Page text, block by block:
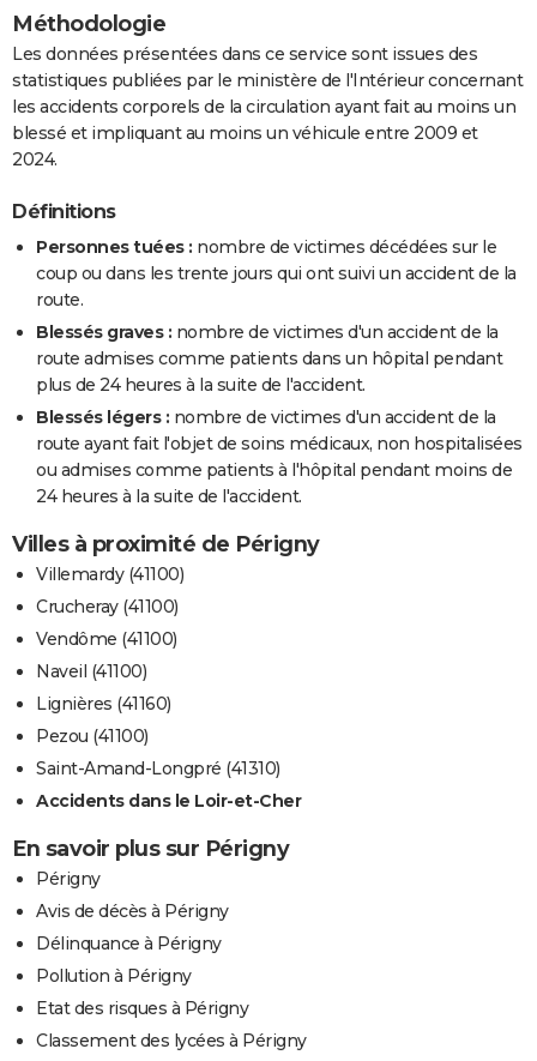
Méthodologie
Les données présentées dans ce service sont issues des
statistiques publiées par le ministère de l'Intérieur concernant
les accidents corporels de la circulation ayant fait au moins un
blessé et impliquant au moins un véhicule entre 2009 et
2024.
Définitions
Personnes tuées : nombre de victimes décédées sur le
coup ou dans les trente jours qui ont suivi un accident de la
route.
Blessés graves : nombre de victimes d'un accident de la
route admises comme patients dans un hôpital pendant
plus de 24 heures à la suite de l'accident.
Blessés légers : nombre de victimes d'un accident de la
route ayant fait l'objet de soins médicaux, non hospitalisées
ou admises comme patients à l'hôpital pendant moins de
24 heures à la suite de l'accident.
Villes à proximité de Périgny
Villemardy (41100)
Crucheray (41100)
Vendôme (41100)
Naveil (41100)
Lignières (41160)
Pezou (41100)
Saint-Amand-Longpré (41310)
Accidents dans le Loir-et-Cher
En savoir plus sur Périgny
Périgny
Avis de décès à Périgny
Délinquance à Périgny
Pollution à Périgny
Etat des risques à Périgny
Classement des lycées à Périgny